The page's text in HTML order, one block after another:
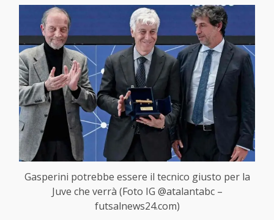
Gasperini potrebbe essere il tecnico giusto per la
Juve che verrà (Foto IG @atalantabc –
futsalnews24.com)